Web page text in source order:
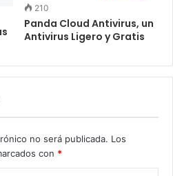
210
Panda Cloud Antivirus, un
Antivirus Ligero y Gratis
no será publicada. Los
con *